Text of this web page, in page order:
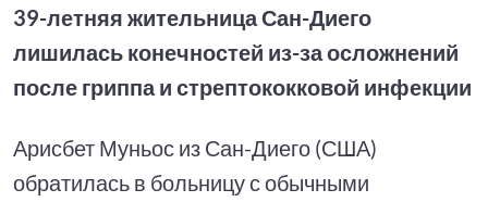
39-летняя жительница Сан-Диего
лишилась конечностей из-за осложнений
после гриппа и стрептококковой инфекции
Арисбет Муньос из Сан-Диего (США)
обратилась в больницу с обычными